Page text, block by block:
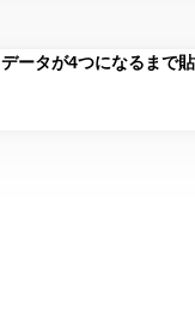
データが4つになるまで